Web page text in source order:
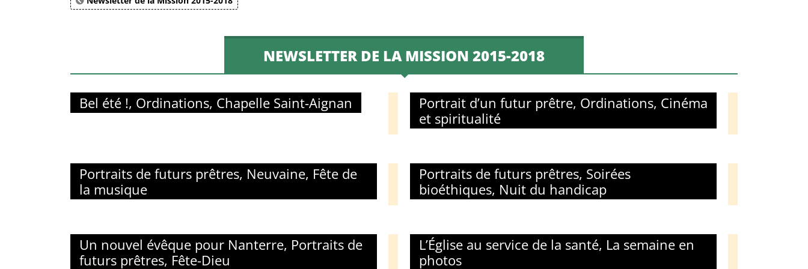
NEWSLETTER DE LA MISSION 2015-2018
Bel été !, Ordinations, Chapelle Saint-Aignan
Portrait d’un futur prêtre, Ordinations, Cinéma
et spiritualité
Portraits de futurs prêtres, Neuvaine, Fête de
la musique
Portraits de futurs prêtres, Soirées
bioéthiques, Nuit du handicap
Un nouvel évêque pour Nanterre, Portraits de
futurs prêtres, Fête-Dieu
L’Église au service de la santé, La semaine en
photos